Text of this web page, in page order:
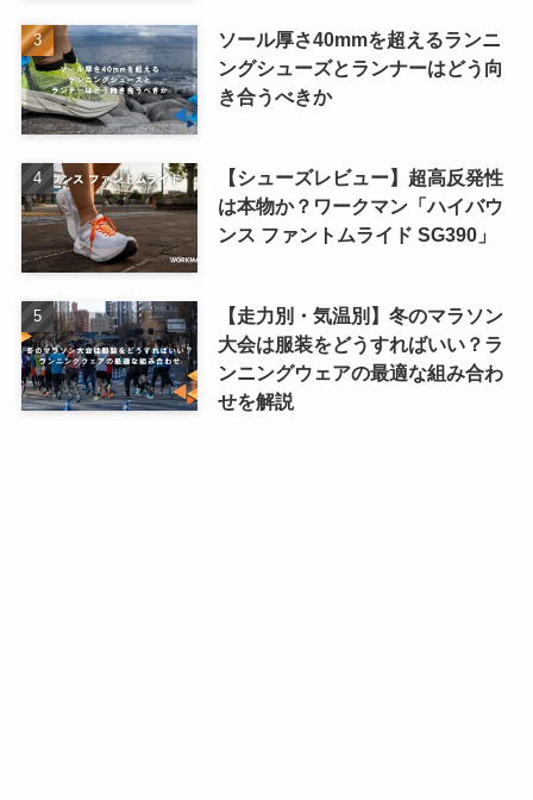
ソール厚さ40mmを超えるランニ
ングシューズとランナーはどう向
き合うべきか
【シューズレビュー】超高反発性
は本物か？ワークマン「ハイバウ
ンス ファントムライド SG390」
【走力別・気温別】冬のマラソン
大会は服装をどうすればいい？ラ
ンニングウェアの最適な組み合わ
せを解説